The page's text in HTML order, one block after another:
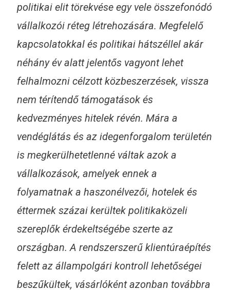
politikai elit törekvése egy vele összefonódó
vállalkozói réteg létrehozására. Megfelelő
kapcsolatokkal és politikai hátszéllel akár
néhány év alatt jelentős vagyont lehet
felhalmozni célzott közbeszerzések, vissza
nem térítendő támogatások és
kedvezményes hitelek révén. Mára a
vendéglátás és az idegenforgalom területén
is megkerülhetetlenné váltak azok a
vállalkozások, amelyek ennek a
folyamatnak a haszonélvezői, hotelek és
éttermek százai kerültek politikaközeli
szereplők érdekeltségébe szerte az
országban. A rendszerszerű klientúraépítés
felett az állampolgári kontroll lehetőségei
beszűkültek, vásárlóként azonban továbbra